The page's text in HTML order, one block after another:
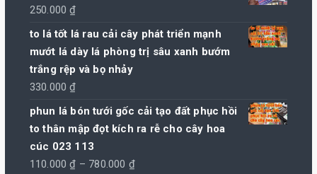
250.000₫
to lá tốt lá rau cải cây phát triển mạnh
mướt lá dày lá phòng trị sâu xanh bướm
trắng rệp và bọ nhảy
330.000₫
phun lá bón tưới gốc cải tạo đất phục hồi
to thân mập đọt kích ra rễ cho cây hoa
cúc 023 113
110.000₫ – 780.000 ₫Khoảng